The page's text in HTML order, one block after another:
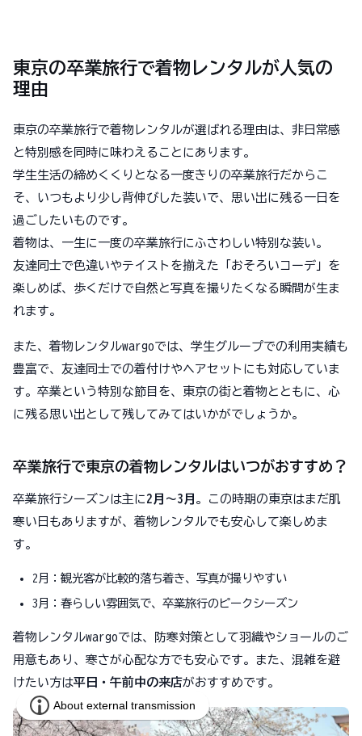
東京の卒業旅行で着物レンタルが人気の
理由
東京の卒業旅行で着物レンタルが選ばれる理由は、非日常感
と特別感を同時に味わえることにあります。
学生生活の締めくくりとなる一度きりの卒業旅行だからこ
そ、いつもより少し背伸びした装いで、思い出に残る一日を
過ごしたいものです。
着物は、一生に一度の卒業旅行にふさわしい特別な装い。
友達同士で色違いやテイストを揃えた「おそろいコーデ」を
楽しめば、歩くだけで自然と写真を撮りたくなる瞬間が生ま
れます。
また、着物レンタルwargoでは、学生グループでの利用実績も
豊富で、友達同士での着付けやヘアセットにも対応していま
す。卒業という特別な節目を、東京の街と着物とともに、心
に残る思い出として残してみてはいかがでしょうか。
卒業旅行で東京の着物レンタルはいつがおすすめ？
卒業旅行シーズンは主に 2月〜3月 。この時期の東京はまだ肌
寒い日もありますが、着物レンタルでも安心して楽しめま
す。
2月：観光客が比較的落ち着き、写真が撮りやすい
3月：春らしい雰囲気で、卒業旅行のピークシーズン
着物レンタルwargoでは、防寒対策として羽織やショールのご
用意もあり、寒さが心配な方でも安心です。また、混雑を避
けたい方は平日・午前中の来店がおすすめです。